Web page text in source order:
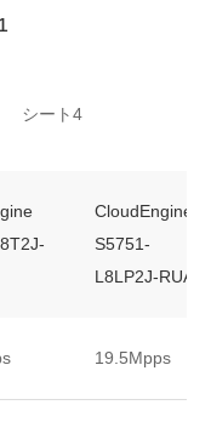
シート4
CloudEngine
S5751-
L8LP2J-RUA
19.5Mpps